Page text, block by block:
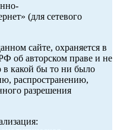
(для сетевого
сайте, охраняется в
об авторском праве и не
в какой бы то ни было
распространению,
разрешения